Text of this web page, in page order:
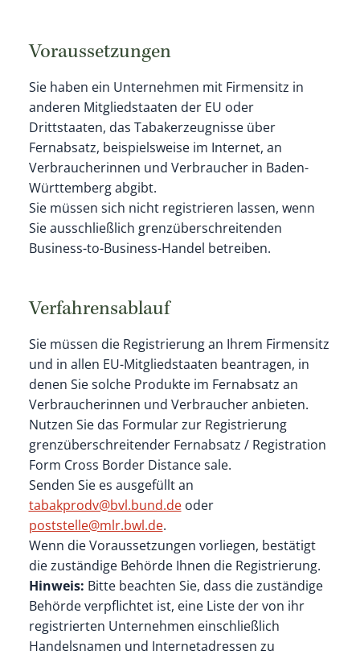
Voraussetzungen
Sie haben ein Unternehmen mit Firmensitz in
anderen Mitgliedstaaten der EU oder
Drittstaaten, das Tabakerzeugnisse über
Fernabsatz, beispielsweise im Internet, an
Verbraucherinnen und Verbraucher in Baden-
Württemberg abgibt.
Sie müssen sich nicht registrieren lassen, wenn
Sie ausschließlich grenzüberschreitenden
Business-to-Business-Handel betreiben.
Verfahrensablauf
Sie müssen die Registrierung an Ihrem Firmensitz
und in allen EU-Mitgliedstaaten beantragen, in
denen Sie solche Produkte im Fernabsatz an
Verbraucherinnen und Verbraucher anbieten.
Nutzen Sie das Formular zur Registrierung
grenzüberschreitender Fernabsatz / Registration
Form Cross Border Distance sale.
Senden Sie es ausgefüllt an
tabakprodv@bvl.bund.deoder
poststelle@mlr.bwl.de.
Wenn die Voraussetzungen vorliegen, bestätigt
die zuständige Behörde Ihnen die Registrierung.
Hinweis: Bitte beachten Sie, dass die zuständige
Behörde verpflichtet ist, eine Liste der von ihr
registrierten Unternehmen einschließlich
Handelsnamen und Internetadressen zu